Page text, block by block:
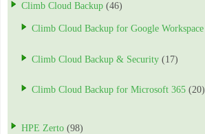
Climb Cloud Backup (46)
Climb Cloud Backup for Google Workspace
Climb Cloud Backup & Security (17)
Climb Cloud Backup for Microsoft 365 (20)
HPE Zerto (98)